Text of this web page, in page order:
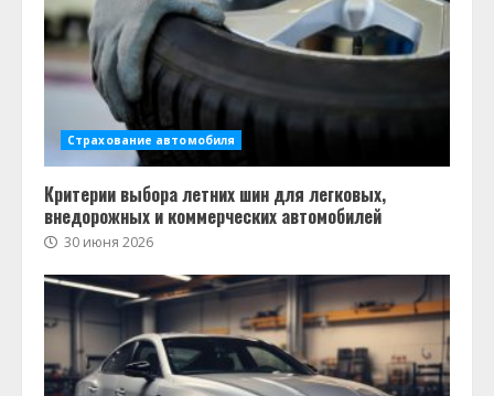
Страхование автомобиля
Критерии выбора летних шин для легковых,
внедорожных и коммерческих автомобилей
30 июня 2026